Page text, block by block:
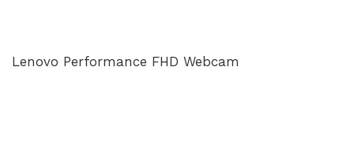
Lenovo Performance FHD Webcam